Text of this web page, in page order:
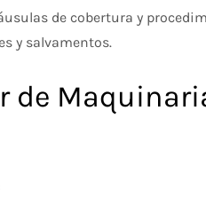
de cobertura y
y salvamentos.
de